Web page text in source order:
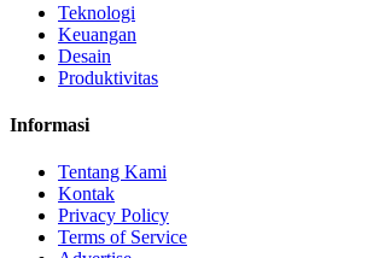
Teknologi
Keuangan
Desain
Produktivitas
Informasi
Tentang Kami
Kontak
Privacy Policy
Terms of Service